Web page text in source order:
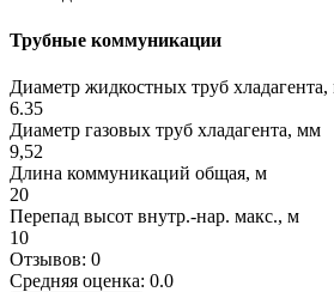
Трубные коммуникации
Диаметр жидкостных труб
6.35
Диаметр газовых труб хладагента, мм
9,52
Длина коммуникаций общая, м
20
Перепад высот внутр.-нар. макс., м
10
Отзывов: 0
Средняя оценка: 0.0